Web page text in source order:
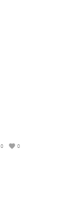
0 0